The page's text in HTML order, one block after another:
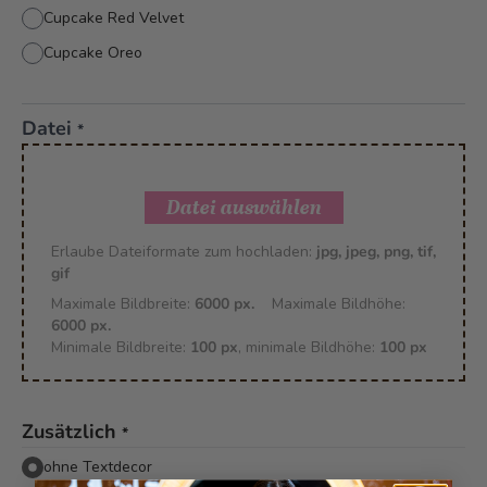
Cupcake Red Velvet
Cupcake Oreo
Datei *
Datei auswählen
Erlaube Dateiformate zum hochladen: jpg, jpeg, png, tif,
gif
Maximale Bildbreite: 6000 px.
Maximale Bildhöhe:
6000 px.
Minimale Bildbreite: 100 px, minimale Bildhöhe: 100 px
Zusätzlich *
ohne Textdecor